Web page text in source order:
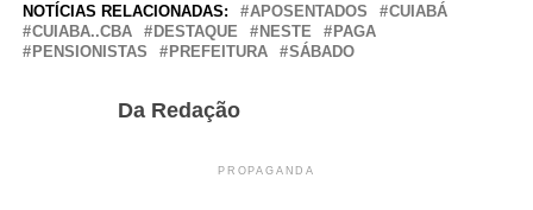
NOTÍCIAS RELACIONADAS: APOSENTADOS
CUIABÁ
CUIABA..CBA
DESTAQUE NESTE
PAGA
PENSIONISTAS
PREFEITURA SÁBADO
Da Redação
PROPAGANDA